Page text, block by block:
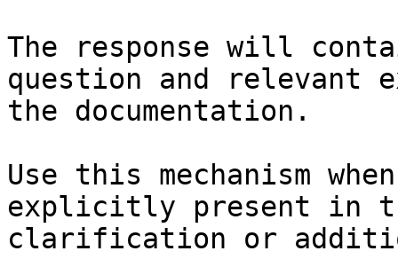
The response will
question and relevant
the documentation.
Use this mechanism
explicitly present in
clarification or